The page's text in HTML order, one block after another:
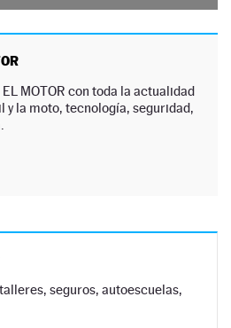
MOTOR con toda la actualidad
y la moto, tecnología, seguridad,
seguros, autoescuelas,